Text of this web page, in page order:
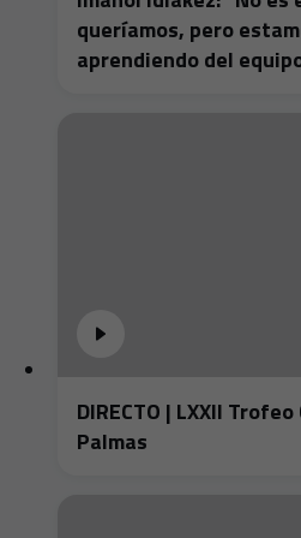
queríamos, pero
aprendiendo del
DIRECTO | LXXII
Palmas